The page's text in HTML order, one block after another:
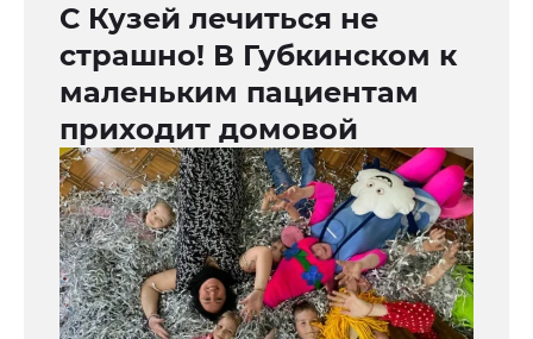
С Кузей лечиться не
страшно! В Губкинском к
маленьким пациентам
приходит домовой